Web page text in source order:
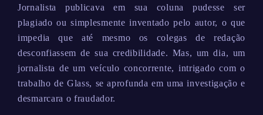
Jornalista publicava em sua coluna pudesse ser
plagiado ou simplesmente inventado pelo autor, o que
impedia que até mesmo os colegas de redação
desconfiassem de sua credibilidade. Mas, um dia, um
jornalista de um veículo concorrente, intrigado com o
trabalho de Glass, se aprofunda em uma investigação e
desmarcara o fraudador.